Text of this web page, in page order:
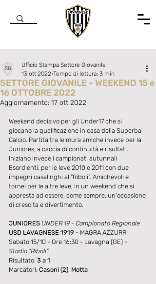
SETTORE GIOVANILE - WEEKEND 15 e
16 OTTOBRE 2022
Ufficio Stampa Settore Giovanile
13 ott 2022 Tempo di lettura: 3 min
Aggiornamento: 17 ott 2022
Weekend decisivo per gli Under17 che si
giocano la qualificazione in casa della Superba
Calcio. Partita tra le mura amiche invece per la
Juniores, a caccia di continuità e risultati.
Iniziano invece i campionati autunnali
Esordienti, per le leve 2010 e 2011 con due
impegni casalinghi al "Riboli". Amichevoli e
tornei per le altre leve, in un weekend che si
appresta ad essere, come sempre, un'occasione
di crescita e divertimento.
JUNIORES UNDER 19 - Campionato Regionale
USD LAVAGNESE 1919 - MAGRA AZZURRI
Sabato 15/10 - Ore 16:30 - Lavagna (GE) -
Stadio "Riboli"
Risultato: 3 a 1
Marcatori: Casoni (2), Motta